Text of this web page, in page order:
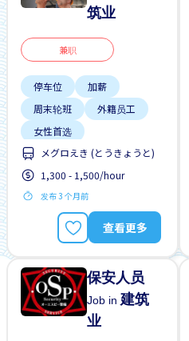
筑业
兼职
停车位
加薪
周末轮班
外籍员工
女性首选
学生签证首选
提供宿舍
无经验要求
晋升
メグロえき (とうきょうと)
1,300 - 1,500/hour
发布 3 个月前
查看更多
保安人员
Job in 建筑
业